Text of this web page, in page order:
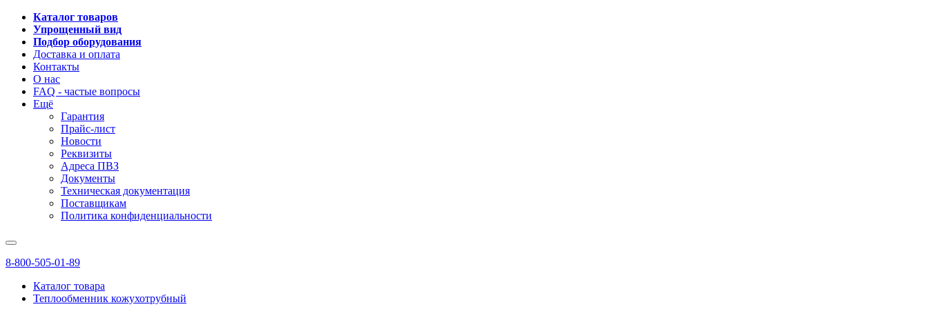
Каталог товаров
Упрощенный вид
Подбор оборудования
Доставка и оплата
Контакты
О нас
FAQ - частые вопросы
Ещё
Гарантия
Прайс-лист
Новости
Реквизиты
Адреса ПВЗ
Документы
Техническая документация
Поставщикам
Политика конфиденциальности
8-800-505-01-89
Каталог товара
Теплообменник кожухотрубный